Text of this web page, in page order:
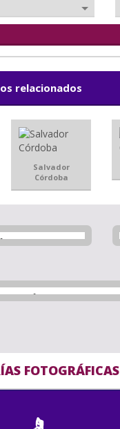
relacionados
Salvador
Córdoba
FOTOGRÁFICAS